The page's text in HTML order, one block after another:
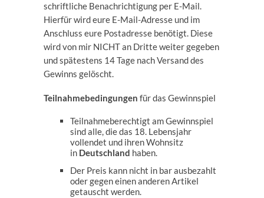
schriftliche Benachrichtigung per E-Mail.
Hierfür wird eure E-Mail-Adresse und im
Anschluss eure Postadresse benötigt. Diese
wird von mir NICHT an Dritte weiter gegeben
und spätestens 14 Tage nach Versand des
Gewinns gelöscht.
Teilnahmebedingungen für das Gewinnspiel
Teilnahmeberechtigt am Gewinnspiel
sind alle, die das 18. Lebensjahr
vollendet und ihren Wohnsitz
in Deutschland haben.
Der Preis kann nicht in bar ausbezahlt
oder gegen einen anderen Artikel
getauscht werden.